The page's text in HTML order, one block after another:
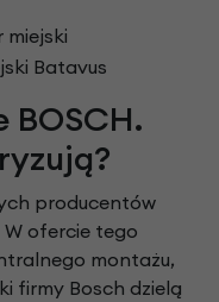
producentów
ofercie tego
montażu,
firmy Bosch dzielą